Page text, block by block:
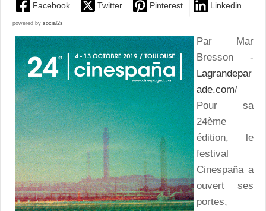
Facebook Twitter Pinterest Linkedin
powered by social2s
Par Mar
Bresson -
Lagrandepar
ade.com/
Pour sa
24ème
édition, le
festival
Cinespaña a
ouvert ses
portes,